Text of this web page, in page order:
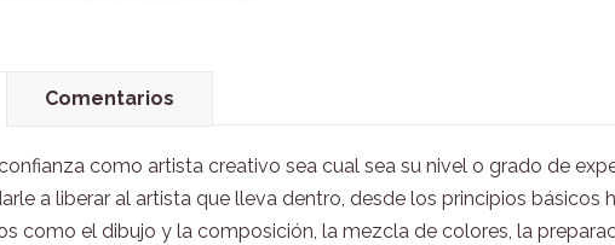
Comentarios
como artista creativo sea cual sea su nivel o grado de
a liberar al artista que lleva dentro, desde los principios
como el dibujo y la composición, la mezcla de colores, la